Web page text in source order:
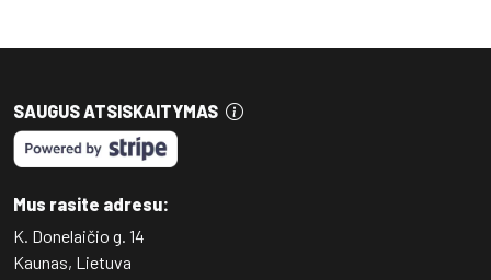
SAUGUS ATSISKAITYMAS
Mus rasite adresu:
K. Donelaičio g. 14
Kaunas, Lietuva